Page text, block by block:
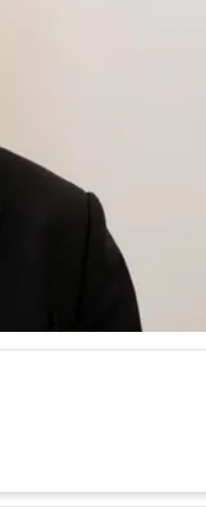
Aeroporti di Puglia